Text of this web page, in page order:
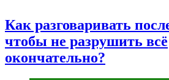
Как разговаривать
чтобы не разрушить всё
окончательно?